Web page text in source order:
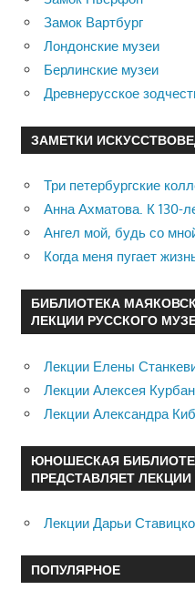
Замок Вартбург
Лондонские музеи
Берлинские музеи
Древнерусское
ЗАМЕТКИ
Три петербургские
Анна Ахматова. К 130-
Ангел мой, будь со
Когда меня пугает
БИБЛИОТЕКА
ЛЕКЦИИ РУССКОГО
Лекции Елены
Лекции Алексея
Лекции Александра
ЮНОШЕСКАЯ
ПРЕДСТАВЛЯЕТ
Лекции Дарьи
ПОПУЛЯРНОЕ